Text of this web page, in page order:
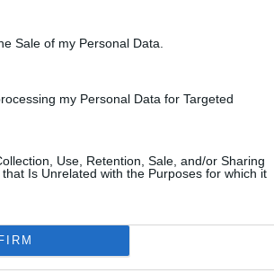
Sale of my Personal Data.
my Personal Data for Targeted
Use, Retention, Sale, and/or Sharing
Is Unrelated with the Purposes for which it
capaz de acomodar um jet ski a
as suas baterias carregadas
abre novas possibilidades para
que necessitem de diferentes meios